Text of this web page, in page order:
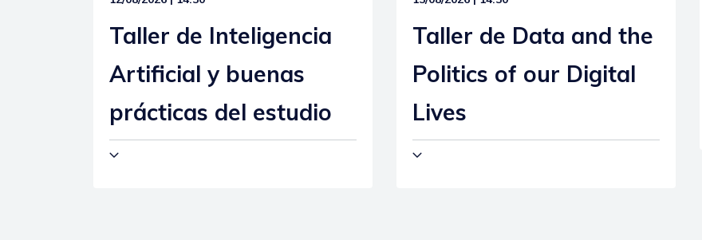
Taller de Inteligencia
Artificial y buenas
prácticas del estudio
Taller de Data and the
Politics of our Digital
Lives